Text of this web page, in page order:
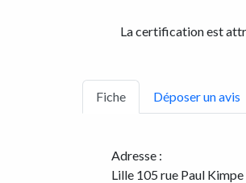
La certification est
Fiche Déposer un avis
Adresse :
Lille 105 rue Paul